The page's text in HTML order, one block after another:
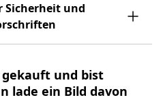
und
und bist
lade ein Bild davon